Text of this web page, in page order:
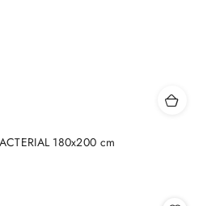
180x200 cm